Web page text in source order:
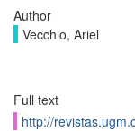
Author
Vecchio, Ariel
Full text
http://